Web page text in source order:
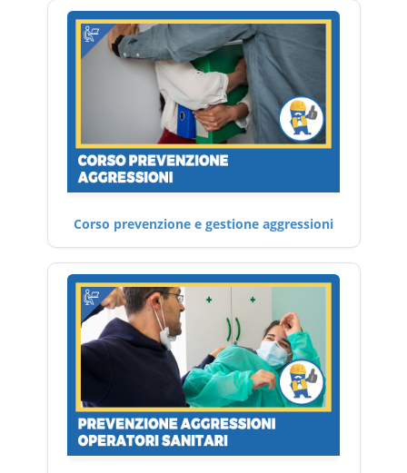
Corso prevenzione e gestione aggressioni